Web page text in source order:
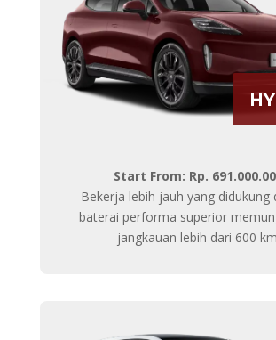
Start From: Rp.
Bekerja lebih jauh yang didukung
baterai performa superior
jangkauan lebih dari 600